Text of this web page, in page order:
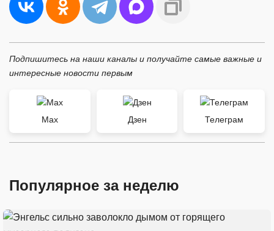
Подпишитесь на наши каналы и получайте самые важные и
интересные новости первым
Max Дзен Телеграм
Популярное за неделю